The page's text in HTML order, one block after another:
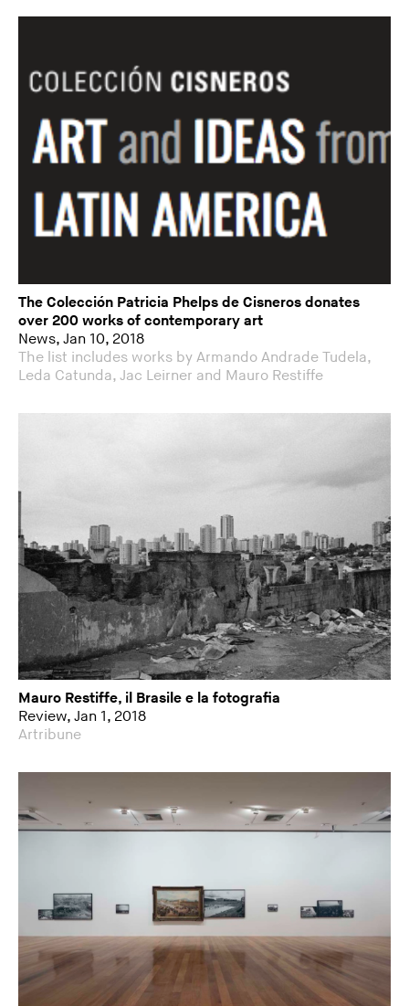
The Colección Patricia Phelps de Cisneros donates
over 200 works of contemporary art
News, Jan 10, 2018
The list includes works by Armando Andrade Tudela,
Leda Catunda, Jac Leirner and Mauro Restiffe
Mauro Restiffe, il Brasile e la fotografia
Review, Jan 1, 2018
Artribune